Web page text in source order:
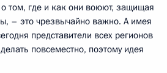
том, где и как они воюют, защищая
– это чрезвычайно важно. А имея
представители всех регионов
повсеместно, поэтому идея